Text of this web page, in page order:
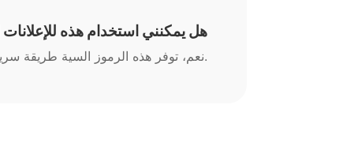
هل يمكنني استخدام هذه للإعلانات
نعم، توفر هذه الرموز السية طريقة سريعة ومريحة للحاضرين للوصول إلى تفاصيل العقار خلال مفتوحية المنزل.